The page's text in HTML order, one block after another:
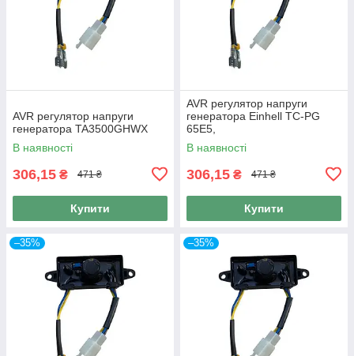
AVR регулятор напруги
генератора TA3500GHWX
В наявності
306,15 ₴ 471 ₴
Купити
AVR регулятор напруги
генератора Einhell TC-PG
65E5,
В наявності
306,15 ₴ 471 ₴
Купити
–35% –35%